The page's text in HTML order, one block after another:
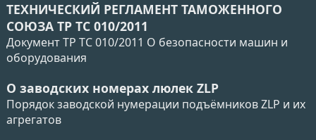
ТЕХНИЧЕСКИЙ РЕГЛАМЕНТ ТАМОЖЕННОГО
СОЮЗА ТР ТС 010/2011
Документ ТР ТС 010/2011 О безопасности машин и
оборудования
О заводских номерах люлек ZLP
Порядок заводской нумерации подъёмников ZLP и их
агрегатов